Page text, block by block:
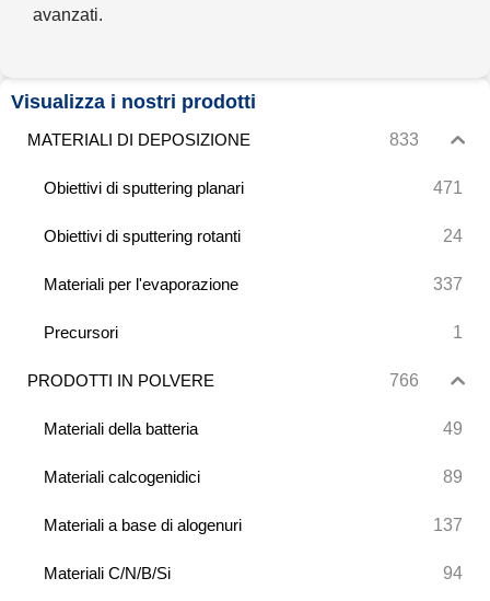
Visualizza i nostri prodotti
MATERIALI DI DEPOSIZIONE 833
Obiettivi di sputtering planari 471
Obiettivi di sputtering rotanti 24
Materiali per l'evaporazione 337
Precursori 1
PRODOTTI IN POLVERE 766
Materiali della batteria 49
Materiali calcogenidici 89
Materiali a base di alogenuri 137
Materiali C/N/B/Si 94
avanzati.